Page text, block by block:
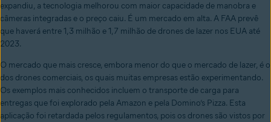
expandiu, a tecnologia melhorou com maior capacidade de manobra e
câmeras integradas e o preço caiu. É um mercado em alta. A FAA prevê
que haverá entre 1,3 milhão e 1,7 milhão de drones de lazer nos EUA até
2023.
O mercado que mais cresce, embora menor do que o mercado de lazer, é o
dos drones comerciais, os quais muitas empresas estão experimentando.
Os exemplos mais conhecidos incluem o transporte de carga para
entregas que foi explorado pela Amazon e pela Domino’s Pizza. Esta
aplicação foi retardada pelos regulamentos, pois os drones são vistos por